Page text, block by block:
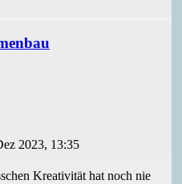
2023, 13:35
Kreativität hat noch nie